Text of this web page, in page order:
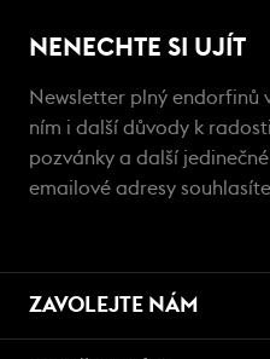
NENECHTE SI UJÍT
Newsletter plný endorfinů
ním i další důvody k
pozvánky a další
emailové adresy
ZAVOLEJTE NÁM